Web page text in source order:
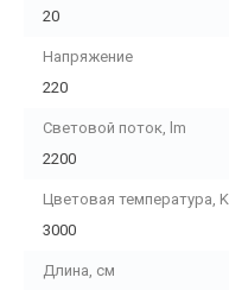
20
Напряжение
220
Световой поток, lm
2200
Цветовая температура, K
3000
Длина, см